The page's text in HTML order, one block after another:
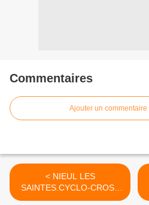
Commentaires
Ajouter un commentaire
< NIEUL LES
SAINTES.CYCLO-CROSS
ECOLES de VELO